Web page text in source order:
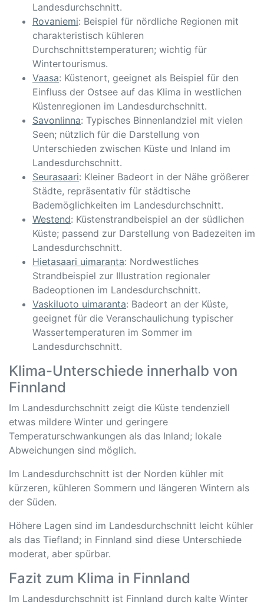
Landesdurchschnitt.
Rovaniemi: Beispiel für nördliche Regionen mit
charakteristisch kühleren
Durchschnittstemperaturen; wichtig für
Wintertourismus.
Vaasa: Küstenort, geeignet als Beispiel für den
Einfluss der Ostsee auf das Klima in westlichen
Küstenregionen im Landesdurchschnitt.
Savonlinna: Typisches Binnenlandziel mit vielen
Seen; nützlich für die Darstellung von
Unterschieden zwischen Küste und Inland im
Landesdurchschnitt.
Seurasaari: Kleiner Badeort in der Nähe größerer
Städte, repräsentativ für städtische
Bademöglichkeiten im Landesdurchschnitt.
Westend: Küstenstrandbeispiel an der südlichen
Küste; passend zur Darstellung von Badezeiten im
Landesdurchschnitt.
Hietasaari uimaranta: Nordwestliches
Strandbeispiel zur Illustration regionaler
Badeoptionen im Landesdurchschnitt.
Vaskiluoto uimaranta: Badeort an der Küste,
geeignet für die Veranschaulichung typischer
Wassertemperaturen im Sommer im
Landesdurchschnitt.
Klima-Unterschiede innerhalb von
Finnland
Im Landesdurchschnitt zeigt die Küste tendenziell
etwas mildere Winter und geringere
Temperaturschwankungen als das Inland; lokale
Abweichungen sind möglich.
Im Landesdurchschnitt ist der Norden kühler mit
kürzeren, kühleren Sommern und längeren Wintern als
der Süden.
Höhere Lagen sind im Landesdurchschnitt leicht kühler
als das Tiefland; in Finnland sind diese Unterschiede
moderat, aber spürbar.
Fazit zum Klima in Finnland
Im Landesdurchschnitt ist Finnland durch kalte Winter